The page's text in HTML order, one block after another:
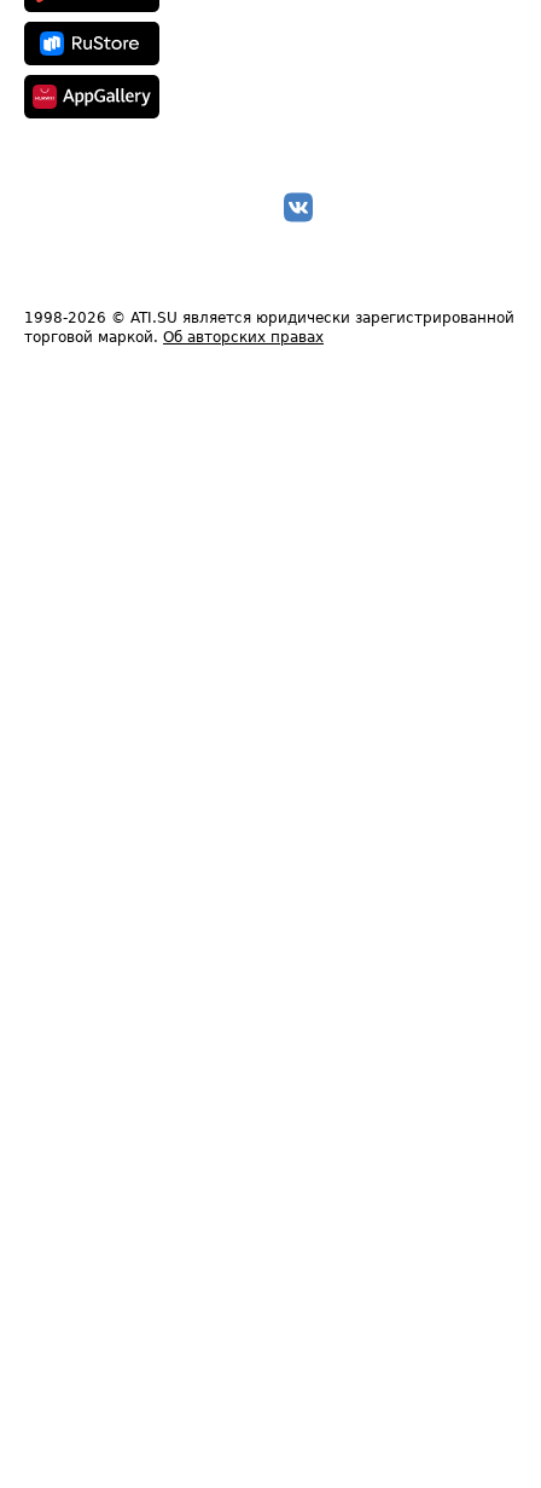
1998-2026 © ATI.SU является юридически зарегистрированной
торговой маркой. Об авторских правах